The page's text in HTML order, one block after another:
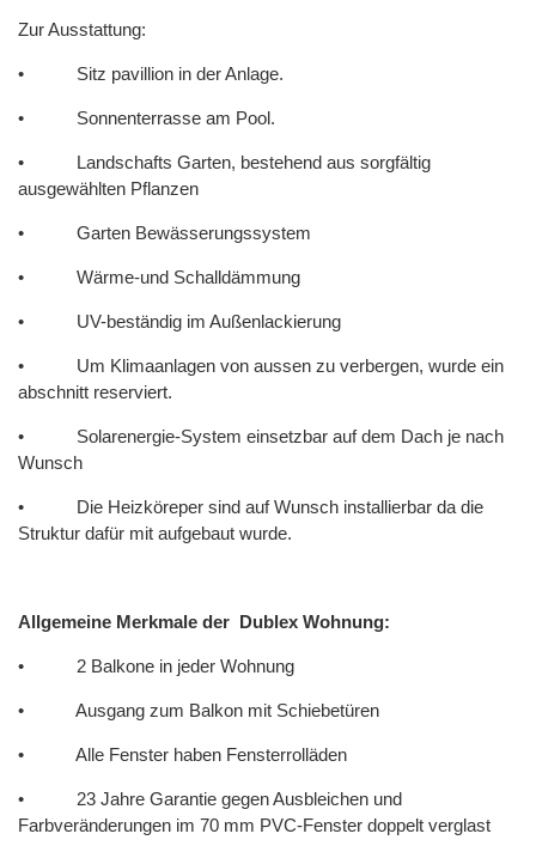
Zur Ausstattung:
• Sitz pavillion in der Anlage.
• Sonnenterrasse am Pool.
• Landschafts Garten, bestehend aus sorgfältig
ausgewählten Pflanzen
• Garten Bewässerungssystem
• Wärme-und Schalldämmung
• UV-beständig im Außenlackierung
• Um Klimaanlagen von aussen zu verbergen, wurde ein
abschnitt reserviert.
• Solarenergie-System einsetzbar auf dem Dach je nach
Wunsch
• Die Heizköreper sind auf Wunsch installierbar da die
Struktur dafür mit aufgebaut wurde.
Allgemeine Merkmale der Dublex Wohnung:
• 2 Balkone in jeder Wohnung
• Ausgang zum Balkon mit Schiebetüren
• Alle Fenster haben Fensterrolläden
• 23 Jahre Garantie gegen Ausbleichen und
Farbveränderungen im 70 mm PVC-Fenster doppelt verglast